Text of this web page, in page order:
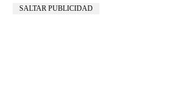
SALTAR PUBLICIDAD